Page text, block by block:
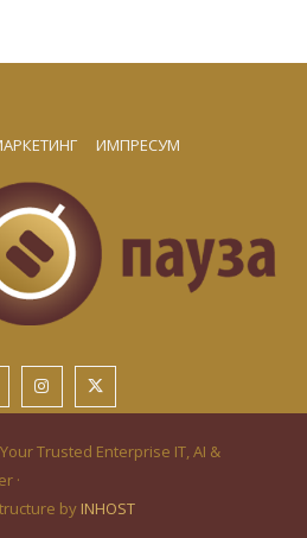
ИМПРЕСУМ
Your Trusted Enterprise IT, AI &
·
by INHOST